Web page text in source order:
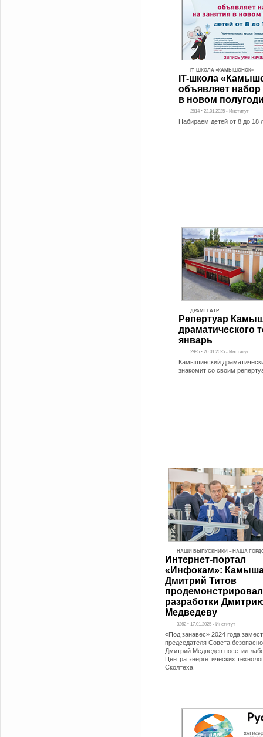
IT-ШКОЛА «КАМЫШОНОК»
IT-школа
объявляет набор
в новом
2814 • 22.01.2025 - Институт
Набираем детей от 8 до 18
ДРАМТЕАТР
Репертуар
драматического
январь
2995 • 20.01.2025 - Институт
Камышинский
знакомит со своим
НАШИ ВЫПУСКНИКИ – НАША
Интернет-портал
«Инфокам»:
Дмитрий Титов
разработки
Медведеву
3262 • 17.01.2025 - Институт
«Под занавес» 2024 года
председателя Совета
Дмитрий Медведев посетил
Центра энергетических
Сколтеха